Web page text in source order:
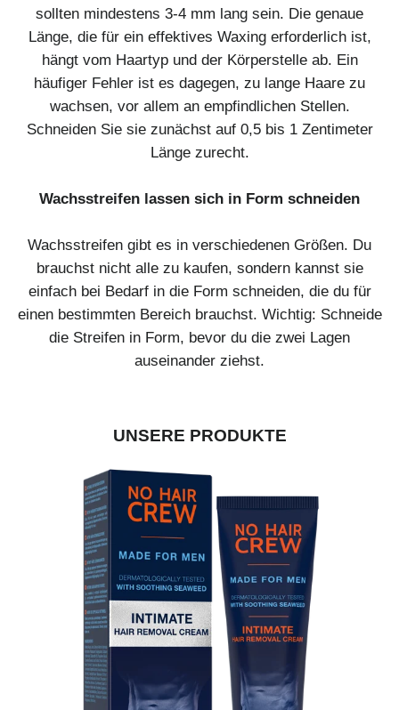
sollten mindestens 3-4 mm lang sein. Die genaue
Länge, die für ein effektives Waxing erforderlich ist,
hängt vom Haartyp und der Körperstelle ab. Ein
häufiger Fehler ist es dagegen, zu lange Haare zu
wachsen, vor allem an empfindlichen Stellen.
Schneiden Sie sie zunächst auf 0,5 bis 1 Zentimeter
Länge zurecht.
Wachsstreifen lassen sich in Form schneiden
Wachsstreifen gibt es in verschiedenen Größen. Du
brauchst nicht alle zu kaufen, sondern kannst sie
einfach bei Bedarf in die Form schneiden, die du für
einen bestimmten Bereich brauchst. Wichtig: Schneide
die Streifen in Form, bevor du die zwei Lagen
auseinander ziehst.
UNSERE PRODUKTE